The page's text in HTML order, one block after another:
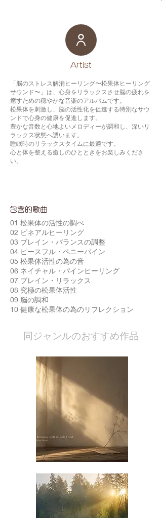
​Artist
「脳のストレス解消ヒーリング〜松果体ヒーリング
サウンド〜」は、心身をリラックスさせ脳の疲れを
癒すための穏やかな音楽のアルバムです。
松果体を刺激し、脳の活性化を促進する特別なサウ
ンドで心身の健康を促進します。
豊かな音数と心地よいメロディーが調和し、深いリ
ラックス状態へ誘います。
睡眠時のリラックスタイムに最適です。
心と体を整える癒しのひとときをお楽しみくださ
い。
包含的歌曲
01 松果体の活性の調べ
02 ピネアルヒーリング
03 ブレイン・バランスの調整
04 ピースフル・ペニーパイン
05 松果体活性の為の音
06 ネイチャル・パインヒーリング
07 ブレイン・リラックス
08 究極の松果体活性
09 脳の調和
10 健康な松果体の為のリフレクション
​同ジャンルのおすすめ作品